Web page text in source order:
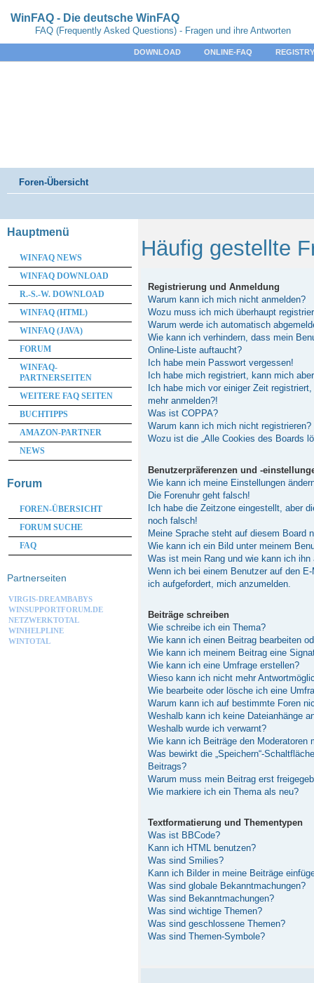
WinFAQ - Die deutsche WinFAQ
FAQ (Frequently Asked Questions) - Fragen und ihre Antworten
DOWNLOAD ONLINE-FAQ
Foren-Übersicht
Häufig gestellte
Registrierung und Anmeldung
Warum kann ich mich nicht anmelden?
Wozu muss ich mich überhaupt
Warum werde ich automatisch
Wie kann ich verhindern, dass mein
Online-Liste auftaucht?
Ich habe mein Passwort vergessen!
Ich habe mich registriert, kann mich
Ich habe mich vor einiger Zeit
mehr anmelden?!
Was ist COPPA?
Warum kann ich mich nicht registrieren?
Wozu ist die „Alle Cookies des Boards
Benutzerpräferenzen und -
Wie kann ich meine Einstellungen
Die Forenuhr geht falsch!
Ich habe die Zeitzone eingestellt, aber
noch falsch!
Meine Sprache steht auf diesem Board
Wie kann ich ein Bild unter meinem
Was ist mein Rang und wie kann ich ihn
Wenn ich bei einem Benutzer auf den
ich aufgefordert, mich anzumelden.
Beiträge schreiben
Wie schreibe ich ein Thema?
Wie kann ich einen Beitrag bearbeiten
Wie kann ich meinem Beitrag eine
Wie kann ich eine Umfrage erstellen?
Wieso kann ich nicht mehr
Wie bearbeite oder lösche ich eine
Warum kann ich auf bestimmte Foren
Weshalb kann ich keine Dateianhänge
Weshalb wurde ich verwarnt?
Wie kann ich Beiträge den Moderatoren
Was bewirkt die „Speichern“-
Beitrags?
Warum muss mein Beitrag erst
Wie markiere ich ein Thema als neu?
Textformatierung und Thementypen
Was ist BBCode?
Kann ich HTML benutzen?
Was sind Smilies?
Kann ich Bilder in meine Beiträge
Was sind globale Bekanntmachungen?
Was sind Bekanntmachungen?
Was sind wichtige Themen?
Was sind geschlossene Themen?
Was sind Themen-Symbole?
Hauptmenü
WINFAQ NEWS
WINFAQ DOWNLOAD
R.-S.-W. DOWNLOAD
WINFAQ (HTML)
WINFAQ (JAVA)
FORUM
WINFAQ-
PARTNERSEITEN
WEITERE FAQ SEITEN
BUCHTIPPS
AMAZON-PARTNER
NEWS
Forum
FOREN-ÜBERSICHT
FORUM SUCHE
FAQ
Partnerseiten
VIRGIS-DREAMBABYS
WINSUPPORTFORUM.DE
NETZWERKTOTAL
WINHELPLINE
WINTOTAL